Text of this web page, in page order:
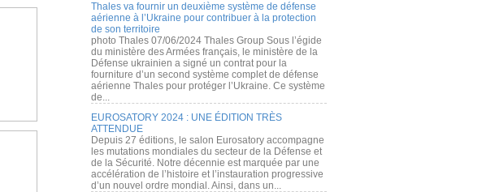
Thales va fournir un deuxième système de défense
aérienne à l’Ukraine pour contribuer à la protection
de son territoire
photo Thales 07/06/2024 Thales Group Sous l’égide
du ministère des Armées français, le ministère de la
Défense ukrainien a signé un contrat pour la
fourniture d’un second système complet de défense
aérienne Thales pour protéger l’Ukraine. Ce système
de...
EUROSATORY 2024 : UNE ÉDITION TRÈS
ATTENDUE
Depuis 27 éditions, le salon Eurosatory accompagne
les mutations mondiales du secteur de la Défense et
de la Sécurité. Notre décennie est marquée par une
accélération de l’histoire et l’instauration progressive
d’un nouvel ordre mondial. Ainsi, dans un...